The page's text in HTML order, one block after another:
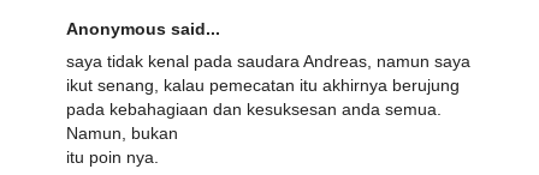
Anonymous said...
saya tidak kenal pada saudara Andreas, namun saya
ikut senang, kalau pemecatan itu akhirnya berujung
pada kebahagiaan dan kesuksesan anda semua.
Namun, bukan
itu poin nya.